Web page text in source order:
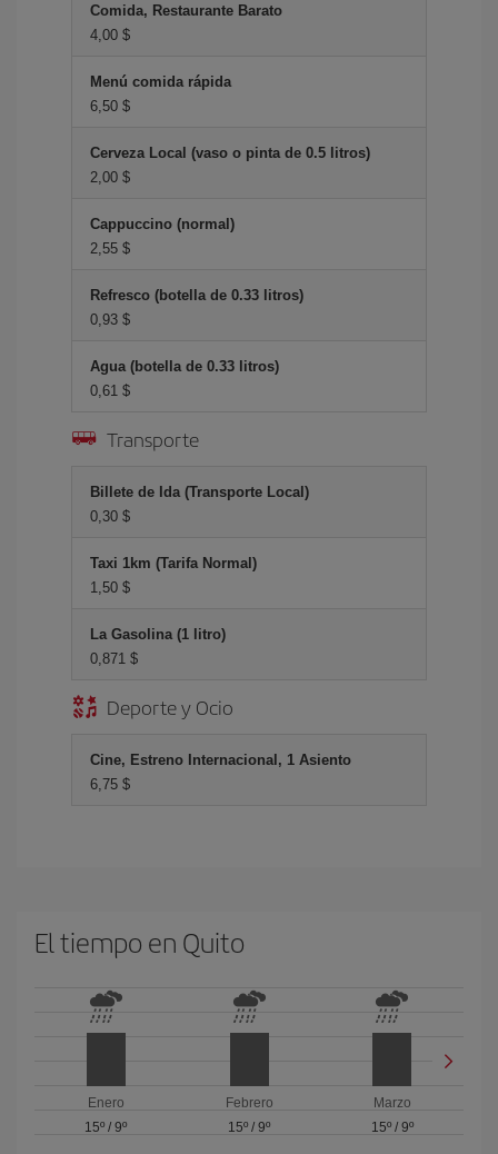
Comida, Restaurante Barato
4,00 $
Menú comida rápida
6,50 $
Cerveza Local (vaso o pinta de 0.5 litros)
2,00 $
Cappuccino (normal)
2,55 $
Refresco (botella de 0.33 litros)
0,93 $
Agua (botella de 0.33 litros)
0,61 $
Transporte
Billete de Ida (Transporte Local)
0,30 $
Taxi 1km (Tarifa Normal)
1,50 $
La Gasolina (1 litro)
0,871 $
Deporte y Ocio
Cine, Estreno Internacional, 1 Asiento
6,75 $
El tiempo en Quito
Enero
15º /9º
Febrero
15º / 9º
Marzo
15º/ 9º